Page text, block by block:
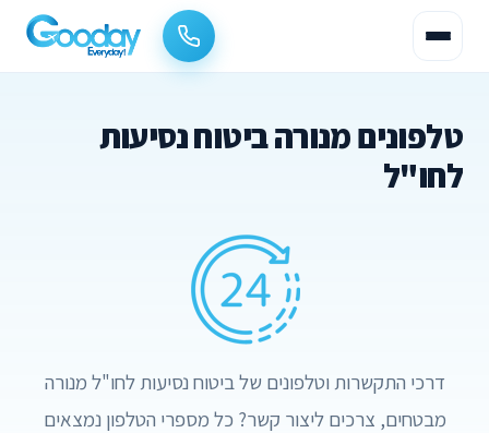
טלפונים מנורה ביטוח נסיעות
לחו"ל
דרכי התקשרות וטלפונים של ביטוח נסיעות לחו"ל מנורה
מבטחים, צרכים ליצור קשר? כל מספרי הטלפון נמצאים